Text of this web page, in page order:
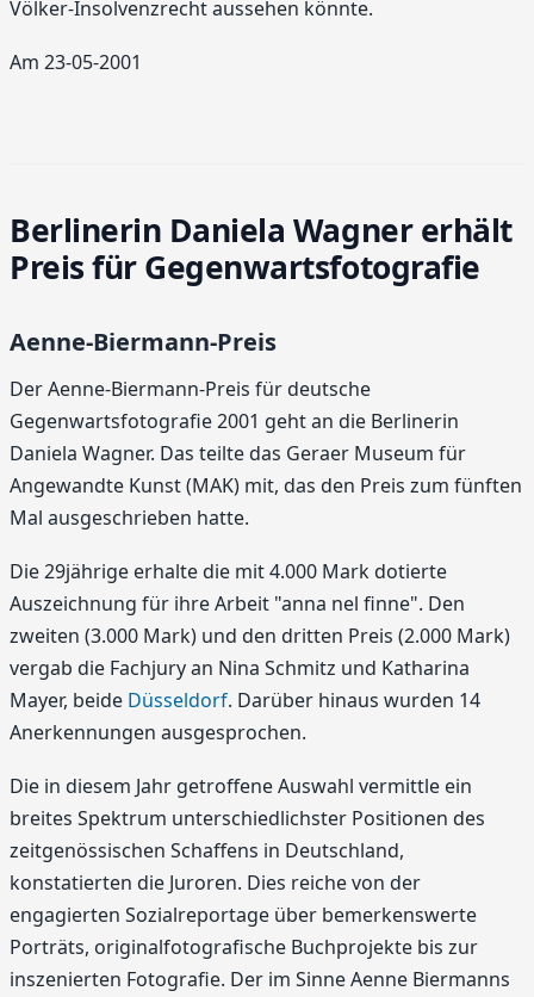
Völker-Insolvenzrecht aussehen könnte.
Am 23-05-2001
Berlinerin Daniela Wagner erhält
Preis für Gegenwartsfotografie
Aenne-Biermann-Preis
Der Aenne-Biermann-Preis für deutsche
Gegenwartsfotografie 2001 geht an die Berlinerin
Daniela Wagner. Das teilte das Geraer Museum für
Angewandte Kunst (MAK) mit, das den Preis zum fünften
Mal ausgeschrieben hatte.
Die 29jährige erhalte die mit 4.000 Mark dotierte
Auszeichnung für ihre Arbeit "anna nel finne". Den
zweiten (3.000 Mark) und den dritten Preis (2.000 Mark)
vergab die Fachjury an Nina Schmitz und Katharina
Mayer, beide Düsseldorf. Darüber hinaus wurden 14
Anerkennungen ausgesprochen.
Die in diesem Jahr getroffene Auswahl vermittle ein
breites Spektrum unterschiedlichster Positionen des
zeitgenössischen Schaffens in Deutschland,
konstatierten die Juroren. Dies reiche von der
engagierten Sozialreportage über bemerkenswerte
Porträts, originalfotografische Buchprojekte bis zur
inszenierten Fotografie. Der im Sinne Aenne Biermanns